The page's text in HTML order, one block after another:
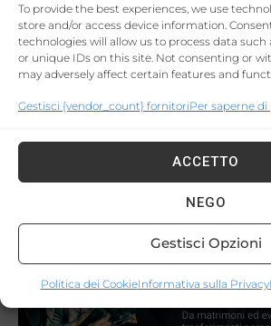
To provide the best experiences, we use
store and/or access device information.
technologies will allow us to process data such
or unique IDs on this site. Not consenting or
may adversely affect certain features and
Gestisci {vendor_count} fornitoriPer saperne
ACCETTO
NEGO
Gestisci Opzioni
Politica dei CookieInformativa sulla Privacy
LUOGHI INFESTATI(2) EVENTI DI
Powered by GetYourGuide